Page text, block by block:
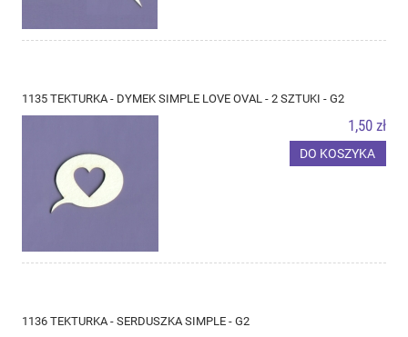
1135 TEKTURKA - DYMEK SIMPLE LOVE OVAL - 2 SZTUKI - G2
1,50 zł
DO KOSZYKA
1136 TEKTURKA - SERDUSZKA SIMPLE - G2